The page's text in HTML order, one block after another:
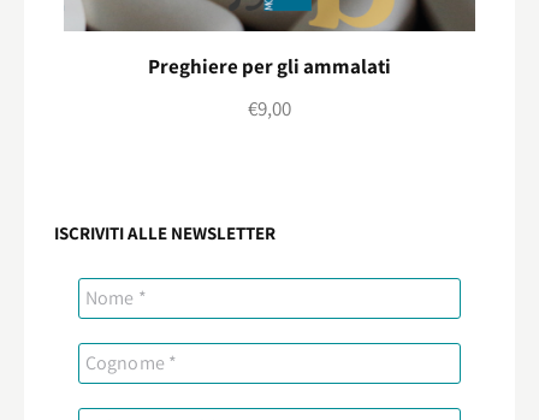
Preghiere per gli ammalati
€9,00
ISCRIVITI ALLE NEWSLETTER